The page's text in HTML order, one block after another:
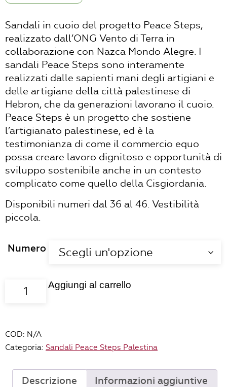
Sandali in cuoio del progetto Peace Steps,
realizzato dall’ONG Vento di Terra in
collaborazione con Nazca Mondo Alegre. I
sandali Peace Steps sono interamente
realizzati dalle sapienti mani degli artigiani e
delle artigiane della città palestinese di
Hebron, che da generazioni lavorano il cuoio.
Peace Steps è un progetto che sostiene
l’artigianato palestinese, ed è la
testimonianza di come il commercio equo
possa creare lavoro dignitoso e opportunità di
sviluppo sostenibile anche in un contesto
complicato come quello della Cisgiordania.
Disponibili numeri dal 36 al 46. Vestibilità
piccola.
Numero
Sandali
Hebron
quantità
Aggiungi al carrello
COD: N/A
Categoria: Sandali Peace Steps Palestina
Descrizione Informazioni aggiuntive